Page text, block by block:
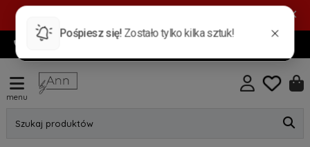
PROMOCYJNA DOSTAWA! Pocztex Kurier 7,99 zł |
×
720 885 553
menu
Szukaj produktów